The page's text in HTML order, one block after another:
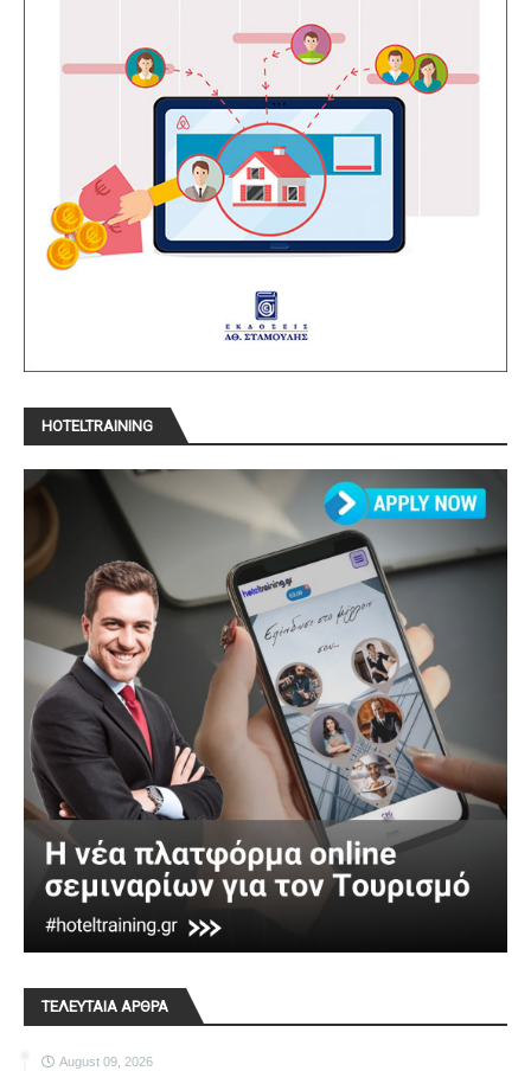
HOTELTRAINING
ΤΕΛΕΥΤΑΙΑ ΑΡΘΡΑ
August 09, 2026